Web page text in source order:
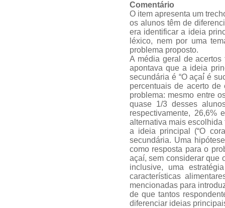
Comentário
O item apresenta um
os alunos têm de
era identificar a ideia
léxico, nem por uma
problema proposto.
A média geral de
apontava que a ideia
secundária é “O açaí́ é
percentuais de acerto
problema: mesmo entre
quase 1/3 desses
respectivamente,
alternativa mais escolhida
a ideia principal (“O
secundária. Uma
como resposta para o
açaí, sem considerar que
inclusive, uma
características
mencionadas para
de que tantos
diferenciar ideias